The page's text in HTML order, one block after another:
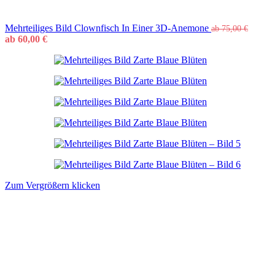
Mehrteiliges Bild Clownfisch In Einer 3D-Anemone ab75,00€
ab 60,00 €
Zum Vergrößern klicken